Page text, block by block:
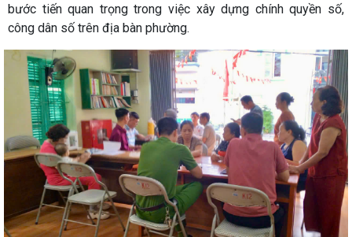
bước tiến quan trọng trong việc xây dựng chính quyền số,
công dân số trên địa bàn phường.